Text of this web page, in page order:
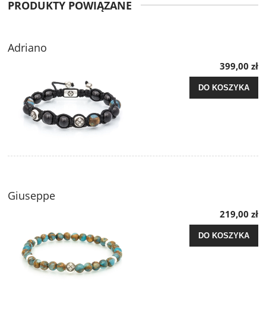
PRODUKTY POWIĄZANE
Adriano
399,00 zł
DO KOSZYKA
Giuseppe
219,00 zł
DO KOSZYKA